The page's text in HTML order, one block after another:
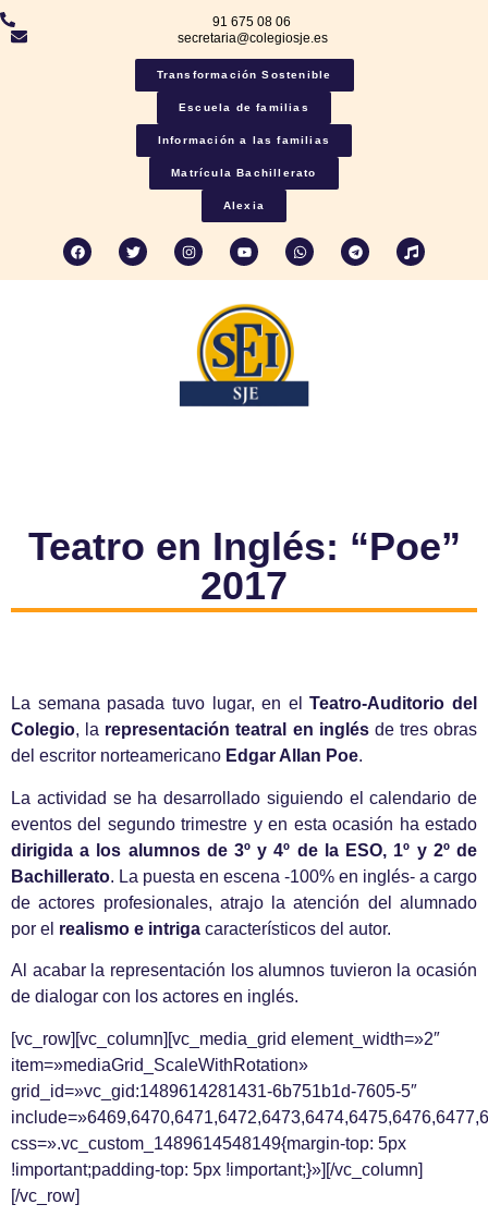
91 675 08 06
secretaria@colegiosje.es
Transformación Sostenible
Escuela de familias
Información a las familias
Matrícula Bachillerato
Alexia
Teatro en Inglés: “Poe”
2017
La semana pasada tuvo lugar, en elTeatro-Auditorio del
Colegio, la representación teatral en inglésde tres obras
del escritor norteamericano Edgar Allan Poe.
La actividad se ha desarrollado siguiendo el calendario de
eventos del segundo trimestre y en esta ocasión ha estado
dirigida a los alumnos de 3º y 4º de la ESO, 1º y 2º de
Bachillerato. La puesta en escena -100% en inglés- a cargo
de actores profesionales, atrajo la atención del alumnado
por el realismo e intriga característicos del autor.
Al acabar la representación los alumnos tuvieron la ocasión
de dialogar con los actores en inglés.
[vc_row][vc_column][vc_media_grid element_width=»2″
item=»mediaGrid_ScaleWithRotation»
grid_id=»vc_gid:1489614281431-6b751b1d-7605-5″
css=».vc_custom_1489614548149{margin-top: 5px
!important;padding-top: 5px !important;}»][/vc_column]
[/vc_row]